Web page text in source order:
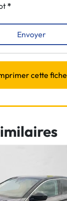
Envoyer
cette fiche